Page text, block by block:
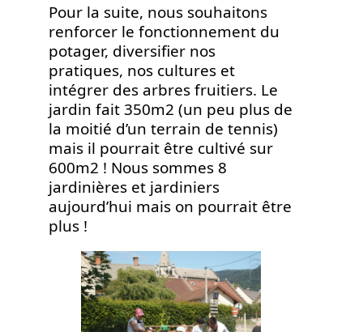
Pour la suite, nous souhaitons
renforcer le fonctionnement du
potager, diversifier nos
pratiques, nos cultures et
intégrer des arbres fruitiers. Le
jardin fait 350m2 (un peu plus de
la moitié d’un terrain de tennis)
mais il pourrait être cultivé sur
600m2 ! Nous sommes 8
jardinières et jardiniers
aujourd’hui mais on pourrait être
plus !